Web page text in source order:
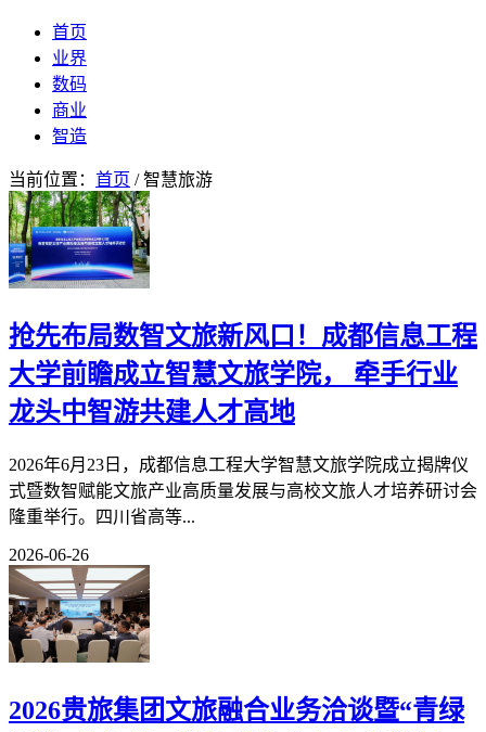
首页
业界
数码
商业
智造
当前位置： 首页 / 智慧旅游
抢先布局数智文旅新风口！成都信息工程
大学前瞻成立智慧文旅学院， 牵手行业
龙头中智游共建人才高地
2026年6月23日，成都信息工程大学智慧文旅学院成立揭牌仪
式暨数智赋能文旅产业高质量发展与高校文旅人才培养研讨会
隆重举行。四川省高等...
2026-06-26
2026贵旅集团文旅融合业务洽谈暨“青绿